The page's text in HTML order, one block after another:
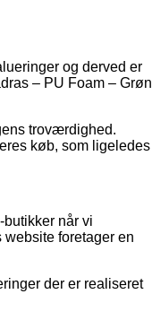
og derved er
– PU Foam – Grøn
troværdighed.
køb, som ligeledes
når vi
foretager en
der er realiseret